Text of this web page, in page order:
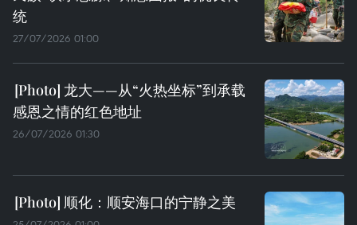
统
27/07/2026 01:00
龙大——从“火热坐标”到承载
感恩之情的红色地址
26/07/2026 01:30
顺化：顺安海口的宁静之美